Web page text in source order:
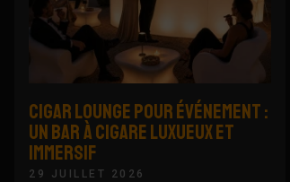
CIGAR LOUNGE POUR ÉVÉNEMENT :
UN BAR À CIGARE LUXUEUX ET
IMMERSIF
29 JUILLET 2026